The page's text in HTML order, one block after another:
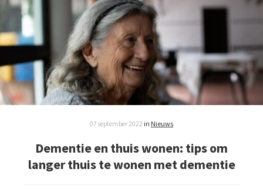
07 september 2022 in Nieuws
Dementie en thuis wonen: tips om
langer thuis te wonen met dementie